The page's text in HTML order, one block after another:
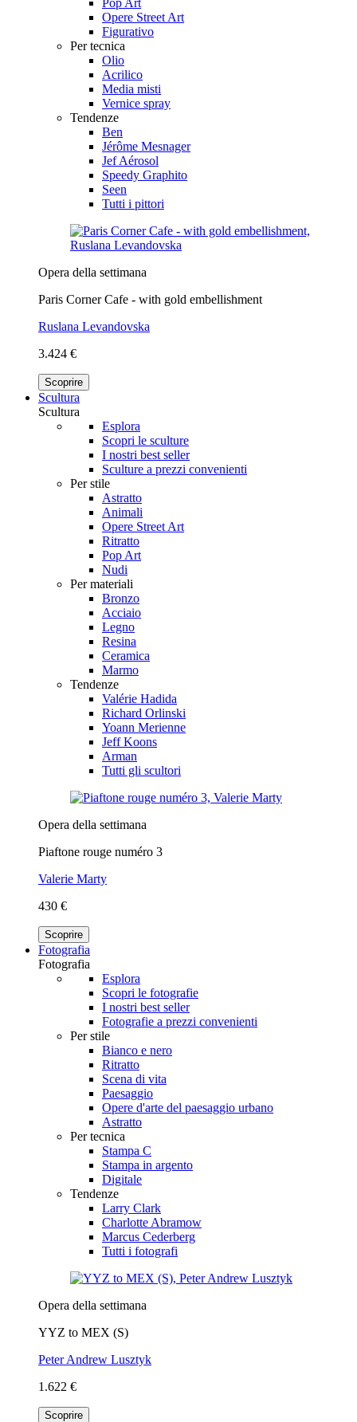
Opere Street Art
Figurativo
Per tecnica
Olio
Acrilico
Media misti
Vernice spray
Tendenze
Ben
Jérôme Mesnager
Jef Aérosol
Speedy Graphito
Seen
Tutti i pittori
Opera della settimana
Paris Corner Cafe - with gold embellishment
Ruslana Levandovska
3.424 €
Scoprire
Scultura
Scultura
Esplora
Scopri le sculture
I nostri best seller
Sculture a prezzi convenienti
Per stile
Astratto
Animali
Opere Street Art
Ritratto
Pop Art
Nudi
Per materiali
Bronzo
Acciaio
Legno
Resina
Ceramica
Marmo
Tendenze
Valérie Hadida
Richard Orlinski
Yoann Merienne
Jeff Koons
Arman
Tutti gli scultori
Opera della settimana
Piaftone rouge numéro 3
Valerie Marty
430 €
Scoprire
Fotografia
Fotografia
Esplora
Scopri le fotografie
I nostri best seller
Fotografie a prezzi convenienti
Per stile
Bianco e nero
Ritratto
Scena di vita
Paesaggio
Opere d'arte del paesaggio urbano
Astratto
Per tecnica
Stampa C
Stampa in argento
Digitale
Tendenze
Larry Clark
Charlotte Abramow
Marcus Cederberg
Tutti i fotografi
Opera della settimana
YYZ to MEX (S)
Peter Andrew Lusztyk
1.622 €
Scoprire